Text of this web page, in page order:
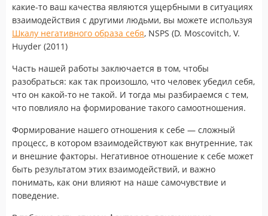
какие-то ваш качества являются ущербными в ситуациях
взаимодействия с другими людьми, вы можете используя
Шкалу негативного образа себя, NSPS (D. Moscovitch, V.
Huyder (2011)
Часть нашей работы заключается в том, чтобы
разобраться: как так произошло, что человек убедил себя,
что он какой-то не такой. И тогда мы разбираемся с тем,
что повлияло на формирование такого самоотношения.
Формирование нашего отношения к себе — сложный
процесс, в котором взаимодействуют как внутренние, так
и внешние факторы. Негативное отношение к себе может
быть результатом этих взаимодействий, и важно
понимать, как они влияют на наше самочувствие и
поведение.